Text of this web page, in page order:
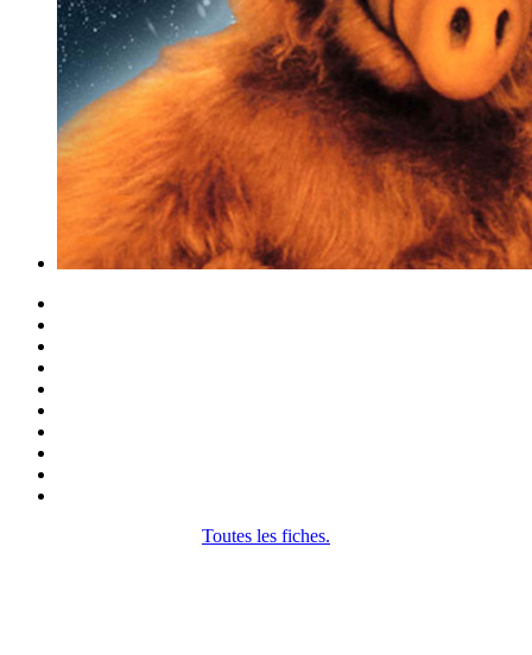
Toutes les fiches.